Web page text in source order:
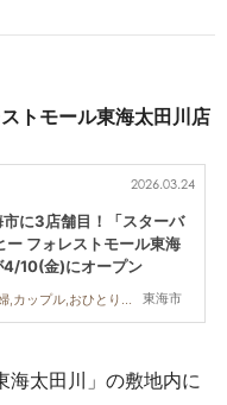
トモール東海太田川店
東海市
2026.03.24
市に3店舗目！「スターバ
ー フォレストモール東海
4/10(金)にオープン
海太田川」の敷地内に